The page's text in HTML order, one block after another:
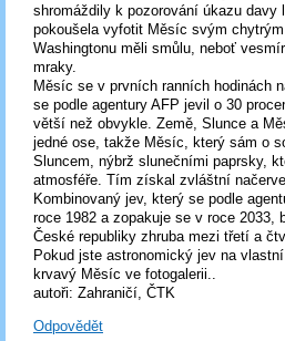
shromáždily k pozorování úkazu davy
pokoušela vyfotit Měsíc svým
Washingtonu měli smůlu, neboť
mraky.
Měsíc se v prvních ranních hodinách
se podle agentury AFP jevil o 30
větší než obvykle. Země, Slunce a
jedné ose, takže Měsíc, který sám o
Sluncem, nýbrž slunečními paprsky,
atmosféře. Tím získal zvláštní
Kombinovaný jev, který se podle
roce 1982 a zopakuje se v roce 2033,
České republiky zhruba mezi třetí a
Pokud jste astronomický jev na
krvavý Měsíc ve fotogalerii..
autoři: Zahraničí, ČTK
Odpovědět